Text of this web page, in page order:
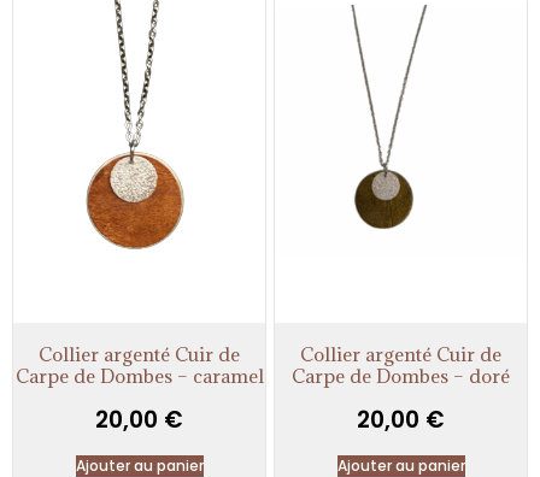
Collier argenté Cuir de
Carpe de Dombes – caramel
20,00 €
Ajouter au panier
Collier argenté Cuir de
Carpe de Dombes – doré
20,00 €
Ajouter au panier